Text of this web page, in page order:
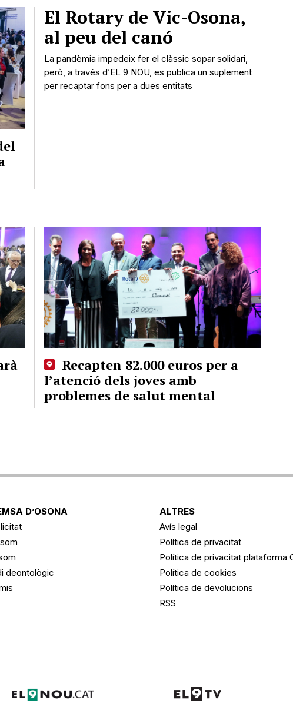
El Rotary de Vic-Osona,
al peu del canó
La pandèmia impedeix fer el clàssic sopar solidari,
però, a través d’EL 9 NOU, es publica un suplement
per recaptar fons per a dues entitats
Recapten 82.000 euros per a
l’atenció dels joves amb
problemes de salut mental
D’OSONA
deontològic
ALTRES
Avís legal
Política de privacitat
Política de privacitat plataforma
Política de cookies
Política de devolucions
RSS